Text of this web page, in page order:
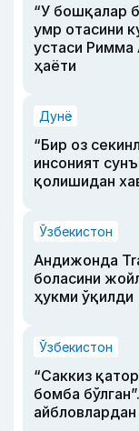
“У бошқалар
умр отасини
устаси Римма
ҳаёти
Дунё
“Бир оз
инсоният
қолишидан
Ўзбекистон
Андижонда
боласини
ҳукми ўқилди
Ўзбекистон
“Саккиз
бомба